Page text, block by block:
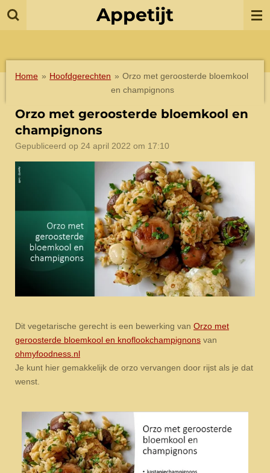
Ga
Appetijt
Home » Hoofdgerechten » Orzo met geroosterde bloemkool
en champignons
Orzo met geroosterde bloemkool en
champignons
Gepubliceerd op 24 april 2022 om 17:10
Dit vegetarische gerecht is een bewerking van Orzo met
geroosterde bloemkool en knoflookchampignons van
ohmyfoodness.nl
Je kunt hier gemakkelijk de orzo vervangen door rijst als je dat
wenst.